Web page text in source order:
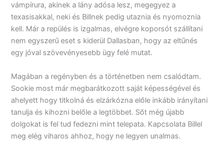
vámpírura, akinek a lány adósa lesz, megegyez a
texasisakkal, neki és Billnek pedig utaznia és nyomoznia
kell. Már a repülés is izgalmas, elvégre koporsót szállítani
nem egyszerű eset s kiderül Dallasban, hogy az eltűnés
egy jóval szövevényesebb ügy felé mutat.
Magában a regényben és a történetben nem csalódtam.
Sookie most már megbarátkozott saját képességével és
ahelyett hogy titkolná és elzárkózna előle inkább irányítani
tanulja és kihozni belőle a legtöbbet. Sőt még újabb
dolgokat is fel tud fedezni mint telepata. Kapcsolata Billel
meg elég viharos ahhoz, hogy ne legyen unalmas.